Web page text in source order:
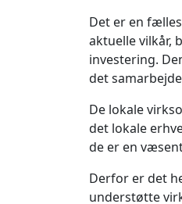
Det er en
aktuelle vilkår,
investering.
det
De lokale
det lokale
de er en
Derfor er det
understøtte